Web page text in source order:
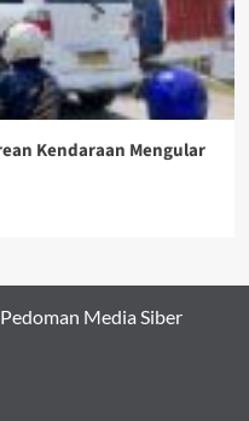
Kendaraan Mengular
Pedoman Media Siber